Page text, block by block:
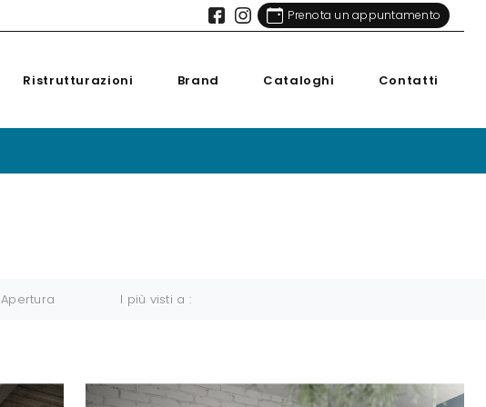
Prenota un appuntamento
Ristrutturazioni Brand Cataloghi Contatti
Apertura I più visti a :